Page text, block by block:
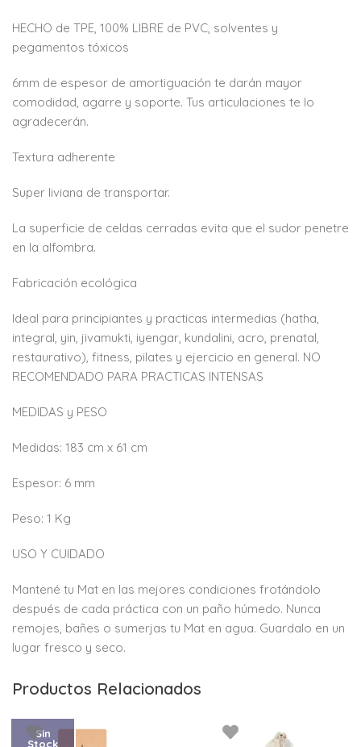
HECHO de TPE, 100% LIBRE de PVC, solventes y
pegamentos tóxicos
6mm de espesor de amortiguación te darán mayor
comodidad, agarre y soporte. Tus articulaciones te lo
agradecerán.
Textura adherente
Super liviana de transportar.
La superficie de celdas cerradas evita que el sudor penetre
en la alfombra.
Fabricación ecológica
Ideal para principiantes y practicas intermedias (hatha,
integral, yin, jivamukti, iyengar, kundalini, acro, prenatal,
restaurativo), fitness, pilates y ejercicio en general. NO
RECOMENDADO PARA PRACTICAS INTENSAS
MEDIDAS y PESO
Medidas: 183 cm x 61 cm
Espesor: 6 mm
Peso: 1 Kg
USO Y CUIDADO
Mantené tu Mat en las mejores condiciones frotándolo
después de cada práctica con un paño húmedo. Nunca
remojes, bañes o sumerjas tu Mat en agua. Guardalo en un
lugar fresco y seco.
Productos Relacionados
Sin
Stock